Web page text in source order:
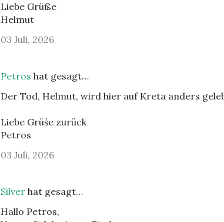
Liebe Grüße
Helmut
03 Juli, 2026
Petros hat gesagt…
Der Tod, Helmut, wird hier auf Kreta anders
Liebe Grüśe zurück
Petros
03 Juli, 2026
Silver hat gesagt…
Hallo Petros,